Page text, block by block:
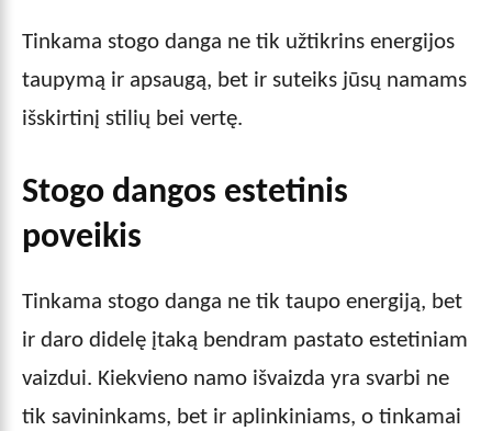
Tinkama stogo danga ne tik užtikrins energijos
taupymą ir apsaugą, bet ir suteiks jūsų namams
išskirtinį stilių bei vertę.
Stogo dangos estetinis
poveikis
Tinkama stogo danga ne tik taupo energiją, bet
ir daro didelę įtaką bendram pastato estetiniam
vaizdui. Kiekvieno namo išvaizda yra svarbi ne
tik savininkams, bet ir aplinkiniams, o tinkamai